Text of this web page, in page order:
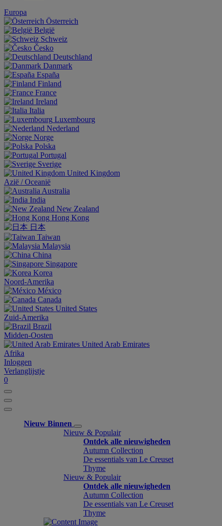
Europa
Österreich
België
Schweiz
Česko
Deutschland
Danmark
España
Finland
France
Ireland
Italia
Luxembourg
Nederland
Norge
Polska
Portugal
Sverige
United Kingdom
Aziё / Oceaniё
Australia
India
New Zealand
Hong Kong
日本
Taiwan
Malaysia
China
Singapore
Korea
Noord-Amerika
México
Canada
United States
Zuid-Amerika
Brazil
Midden-Oosten
United Arab Emirates
Afrika
Inloggen
Verlanglijstje
0
Nieuw Binnen
Nieuw & Populair
Ontdek alle nieuwigheden
Autumn Collection
De essentials van Le Creuset
Thyme
Nieuw & Populair
Ontdek alle nieuwigheden
Autumn Collection
De essentials van Le Creuset
Thyme